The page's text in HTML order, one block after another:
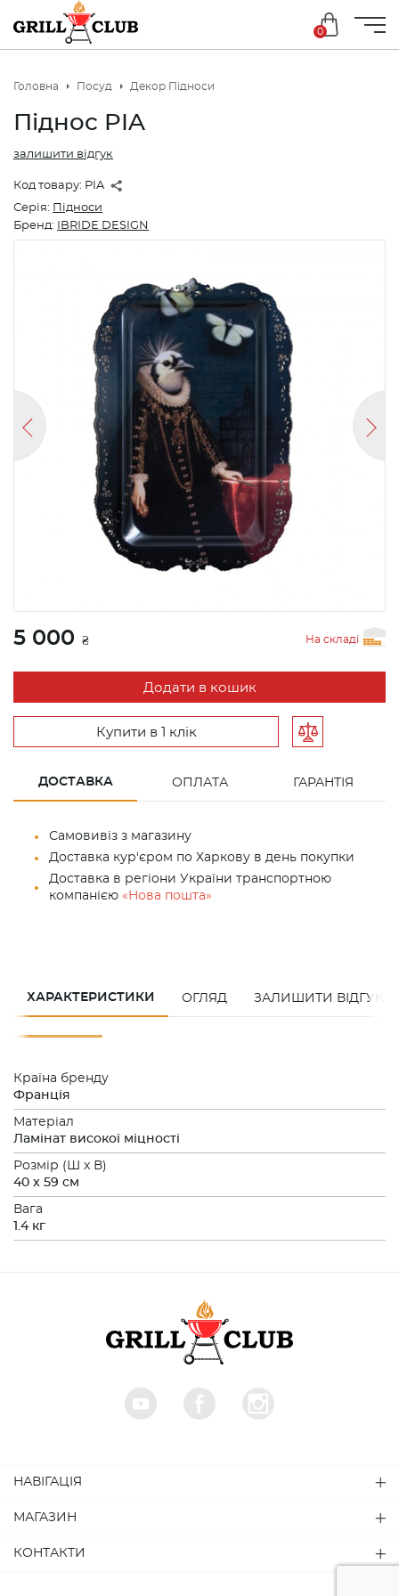
0
Головна Посуд Декор Підноси
Піднос PIA
Код товару: PIA
залишити відгук
Бренд: IBRIDE DESIGN
Серія: Підноси
5 000 ₴ На складі
Додати в кошик
Купити в 1 клік
ДОСТАВКА ОПЛАТА ГАРАНТІЯ
Самовивіз з магазину
Доставка кур'єром по Харкову в день покупки
Доставка в регіони України транспортною
компанією «Нова пошта»
ХАРАКТЕРИСТИКИ ОГЛЯД ЗАЛИШИТИ ВІДГУК
Країна бренду
Франція
Матеріал
Ламінат високої міцності
Розмiр (Ш x В)
40 x 59 см
Вага
1.4 кг
НАВІГАЦІЯ
МАГАЗИН
КОНТАКТИ